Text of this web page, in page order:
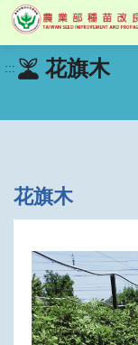
到
::: 花旗木
花旗木